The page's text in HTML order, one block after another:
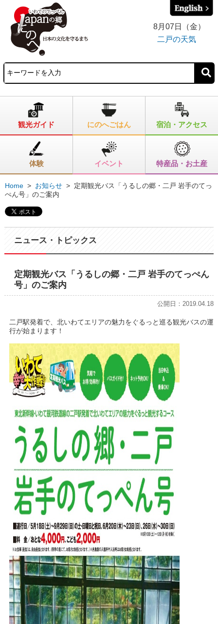
8月07日（金）
二戸の天気
観光ガイド にのへごはん 宿泊・アクセス
体験 イベント 特産品・お土産
Home > お知らせ > 定期観光バス「うるしの郷・二戸 岩手のてっ
ぺん号」のご案内
ニュース・トピックス
定期観光バス「うるしの郷・二戸 岩手のてっぺん
号」のご案内
公開日：2019.04.18
二戸駅発着で、北いわてエリアの魅力をぐるっと巡る観光バスの運
行が始まります！